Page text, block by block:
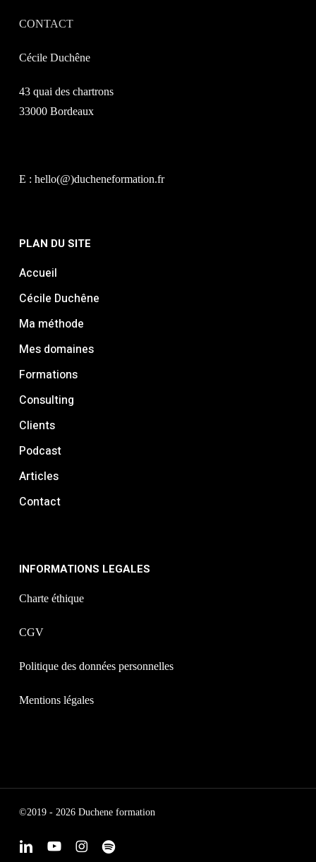
CONTACT
Cécile Duchêne
43 quai des chartrons
33000 Bordeaux
E : hello(@)ducheneformation.fr
PLAN DU SITE
Accueil
Cécile Duchêne
Ma méthode
Mes domaines
Formations
Consulting
Clients
Podcast
Articles
Contact
INFORMATIONS LEGALES
Charte éthique
CGV
Politique des données personnelles
Mentions légales
©2019 - 2026 Duchene formation
linkedinyoutubeinstagramspotify